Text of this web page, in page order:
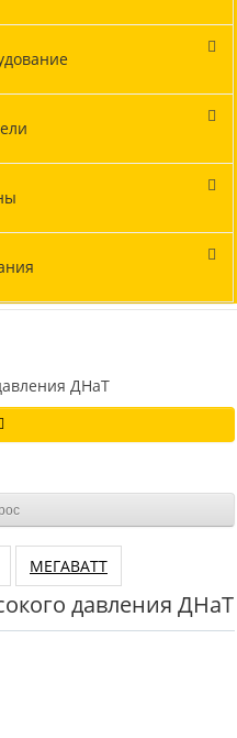
ДНаТ
МЕГАВАТТ
давления ДНаТ